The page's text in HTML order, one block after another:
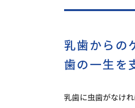
乳歯からの
歯の一生を
乳歯に虫歯がなけ